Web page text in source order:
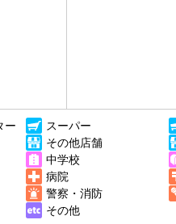
ー スーパー
その他店舗
中学校
病院
警察・消防
その他